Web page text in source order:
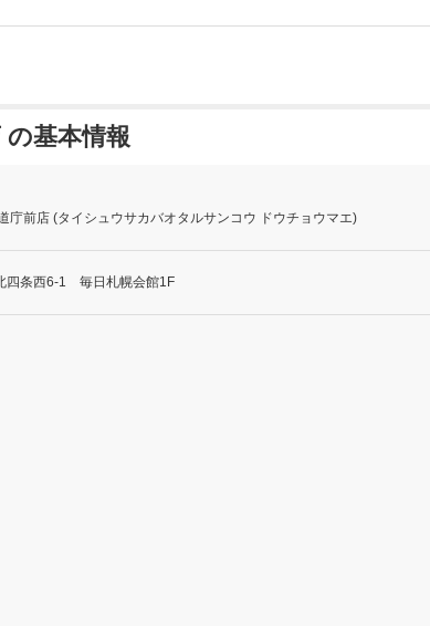
基本情報
庁前店 (タイシュウサカバオタルサンコウ ドウチョウマエ)
四条西6-1 毎日札幌会館1F